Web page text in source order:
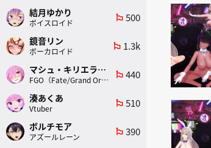
結月ゆかり
ボイスロイド
emoji_flags 500
鏡音リン
ボーカロイド
emoji_flags 1.3k
マシュ・キリエライト
FGO（Fate/Grand Order）
emoji_flags 440
湊あくあ
Vtuber
emoji_flags 510
ボルチモア
アズールレーン
emoji_flags 390